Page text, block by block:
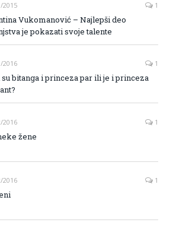
2015 1
Vukomanović – Najlepši deo
je pokazati svoje talente
2016 1
su bitanga i princeza par ili je i princeza
2016 1
žene
2016 1